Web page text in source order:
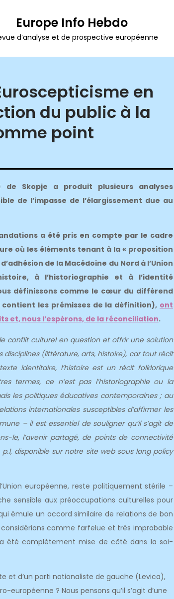
Europe Info Hebdo
d’analyse et de prospective européenne
en
du public à la
point
de Skopje a produit plusieurs analyses
de l’impasse de l’élargissement due au
a été pris en compte par le cadre
où les éléments tenant à la « proposition
de la Macédoine du Nord à l’Union
à l’historiographie et à l’identité
définissons comme le cœur du différend
les prémisses de la définition), ont
et, nous l’espérons, de la réconciliation.
conflit culturel en question et offrir une solution
(littérature, arts, histoire), car tout récit
identitaire, l’histoire est un récit folklorique
termes, ce n’est pas l’historiographie ou la
les politiques éducatives contemporaines ; au
internationales susceptibles d’affirmer les
– il est essentiel de souligner qu’il s’agit de
le, l’avenir partagé, de points de connectivité
disponible sur notre site web sous long policy
européenne, reste politiquement stérile –
sensible aux préoccupations culturelles pour
émule un accord similaire de relations de bon
comme farfelue et très improbable
a été complètement mise de côté dans la soi-
et d’un parti nationaliste de gauche (Levica),
? Nous pensons qu’il s’agit d’une